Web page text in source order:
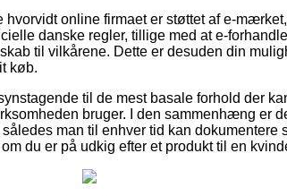
online firmaet er støttet af e-
danske regler, tillige med at e-
til vilkårene. Dette er desuden din
køb.
til de mest basale forhold der
bruger. I den sammenhæng er
man til enhver tid kan dokumentere
du er på udkig efter et produkt til en